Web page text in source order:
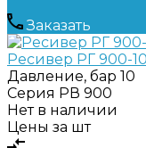
Заказать
Ресивер РГ 900-
Давление, бар 10
Серия РВ 900
Нет в наличии
Цены за шт